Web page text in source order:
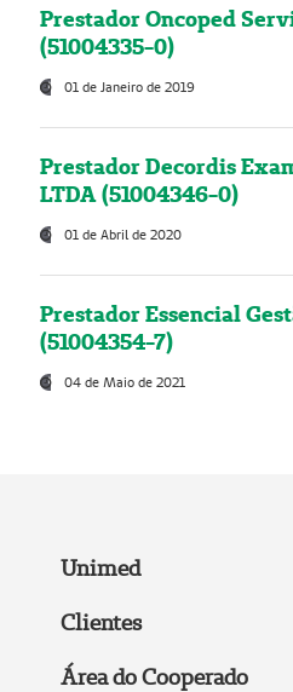
Prestador Oncoped
(51004335-0)
01 de Janeiro de 2019
Prestador Decordis
LTDA (51004346-0)
01 de Abril de 2020
Prestador Essencial
(51004354-7)
04 de Maio de 2021
Unimed
Clientes
Área do Cooperado